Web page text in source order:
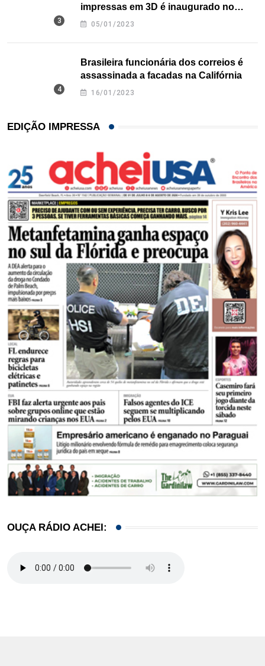
impressas em 3D é inaugurado no
Texas
05/01/2023
Brasileira funcionária dos correios é
assassinada a facadas na Califórnia
16/01/2023
EDIÇÃO IMPRESSA
OUÇA RÁDIO ACHEI: